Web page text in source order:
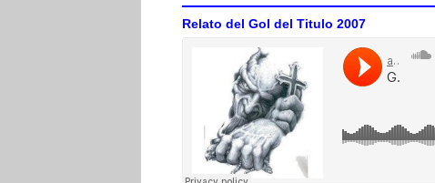
Relato del Gol del Titulo 2007